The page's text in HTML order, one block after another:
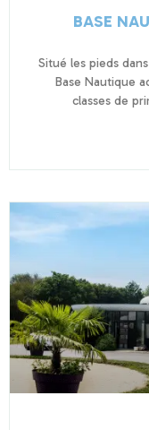
BASE
Situé les pieds
Base Nautique
classes de